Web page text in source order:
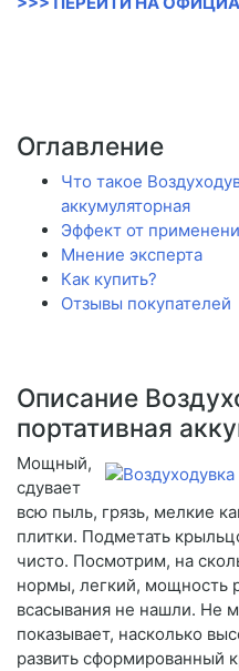
Оглавление
Что такое
аккумуляторная
Эффект от
Мнение эксперта
Как купить?
Отзывы покупателей
Описание
портативная
Мощный,
сдувает
всю пыль, грязь, мелкие
плитки. Подметать
чисто. Посмотрим, на
нормы, легкий, мощность
всасывания не нашли. Не
показывает, насколько
развить сформированный